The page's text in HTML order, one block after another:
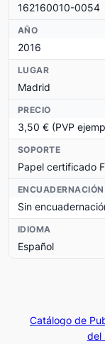
162160010-0054
AÑO
2016
LUGAR
Madrid
PRECIO
3,50 € (PVP
SOPORTE
Papel certificado
ENCUADERNACIÓN
Sin
IDIOMA
Español
Catálogo de
del